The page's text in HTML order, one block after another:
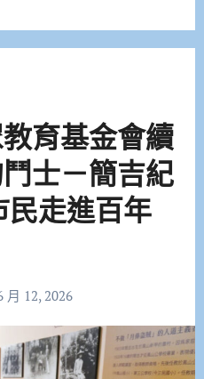
育基金會續
士－簡吉紀
民走進百年
月 12, 2026